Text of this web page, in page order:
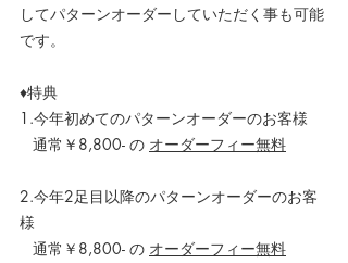
してパターンオーダーしていただく事も可能
です。
♦特典
1.今年初めてのパターンオーダーのお客様
   通常￥8,800- の
オーダーフィー無料
2.今年2足目以降のパターンオーダーのお客
様
   通常￥8,800- の
オーダーフィー無料